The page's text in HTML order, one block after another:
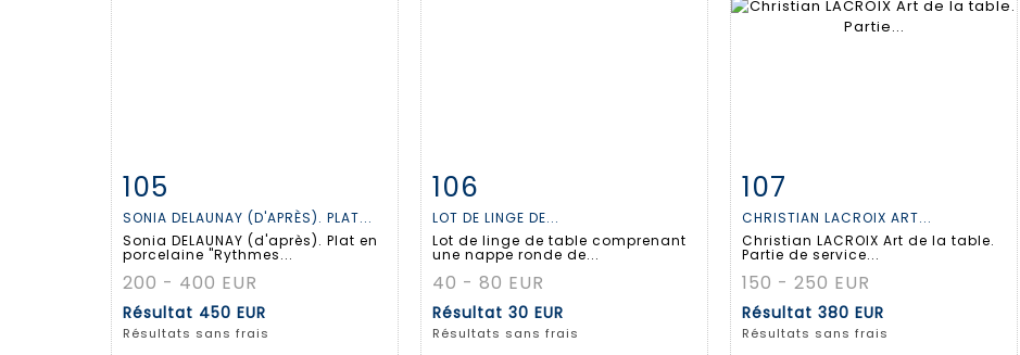
Fiche détaillée
105
SONIA DELAUNAY (D'APRÈS). PLAT...
Sonia DELAUNAY (d'après). Plat en
porcelaine "Rythmes...
200 - 400 EUR
Résultat 450 EUR
Résultats sans frais
Fiche détaillée
106
LOT DE LINGE DE...
Lot de linge de table comprenant
une nappe ronde de...
40 - 80 EUR
Résultat 30 EUR
Résultats sans frais
Fiche détaillée
107
CHRISTIAN LACROIX ART...
Christian LACROIX Art de la table.
Partie de service...
150 - 250 EUR
Résultat 380 EUR
Résultats sans frais